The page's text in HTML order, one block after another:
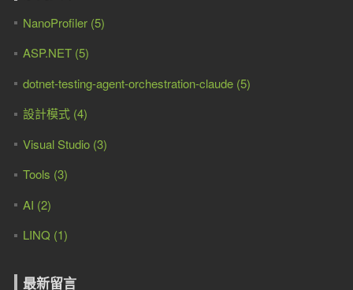
NanoProfiler (5)
ASP.NET (5)
dotnet-testing-agent-orchestration-claude (5)
設計模式 (4)
Visual Studio (3)
Tools (3)
AI (2)
LINQ (1)
最新留言